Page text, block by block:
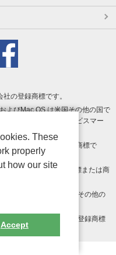
の登録商標です。
よびMac OS は米国その他の国で
は Apple Inc. のサービスマー
ロゴ は Google LLC の商標で
他の国における登録商標または商
Inc.の米国およびその他の
ゴは各社の商標または登録商標
These
properly
how our site
Accept